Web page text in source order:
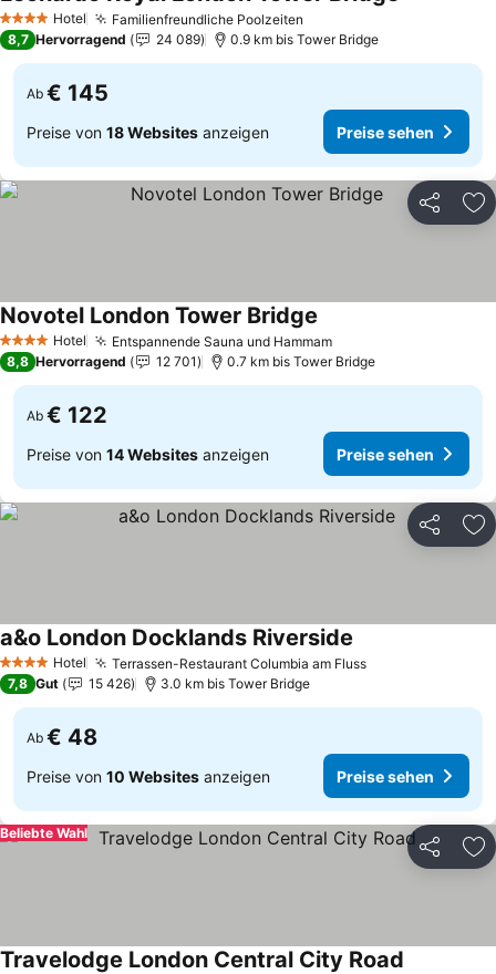
4 Sterne Hotel Familienfreundliche Poolzeiten
8,7 Hervorragend 24 089 0.9 km bis Tower Bridge
Ab € 145
Preise von 18 Websites anzeigen Preise sehen
Teilen
4 Sterne Hotel Entspannende Sauna und Hammam
Novotel London Tower Bridge
8,8 Hervorragend 12 701 0.7 km bis Tower Bridge
Ab € 122
Preise von 14 Websites anzeigen Preise sehen
Teilen
4 Sterne Hotel Terrassen-Restaurant Columbia am Fluss
a&o London Docklands Riverside
7,8 Gut 15 426 3.0 km bis Tower Bridge
Ab € 48
Preise von 10 Websites anzeigen Preise sehen
Teilen
Beliebte Wahl
Travelodge London Central City Road